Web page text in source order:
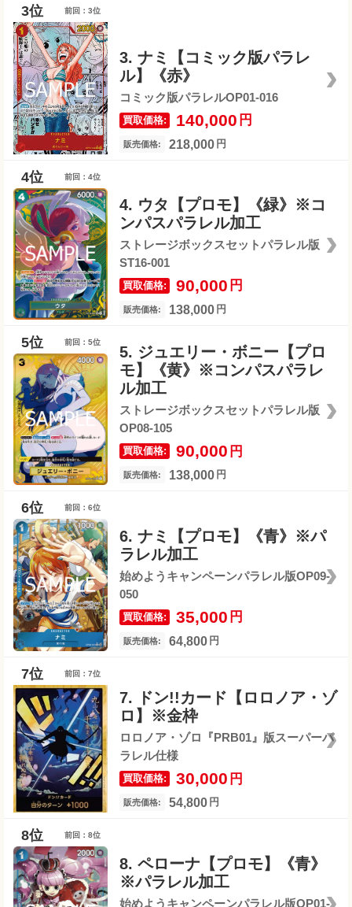
前回：3位
3. ナミ【コミック版パラレ
ル】《赤》
コミック版パラレルOP01-016
買取価格: 140,000 円
販売価格: 218,000 円
前回：4位
4. ウタ【プロモ】《緑》※コ
ンパスパラレル加工
ストレージボックスセットパラレル版
ST16-001
買取価格: 90,000 円
販売価格: 138,000 円
前回：5位
5. ジュエリー・ボニー【プロ
モ】《黄》※コンパスパラレ
ル加工
ストレージボックスセットパラレル版
OP08-105
買取価格: 90,000 円
販売価格: 138,000 円
前回：6位
6. ナミ【プロモ】《青》※パ
ラレル加工
始めようキャンペーンパラレル版OP09-
050
買取価格: 35,000 円
販売価格: 64,800 円
前回：7位
7. ドン!!カード【ロロノア・ゾ
ロ】※金枠
ロロノア・ゾロ『PRB01』版スーパーパ
ラレル仕様
買取価格: 30,000 円
販売価格: 54,800 円
前回：8位
8. ペローナ【プロモ】《青》
※パラレル加工
始めようキャンペーンパラレル版OP01-